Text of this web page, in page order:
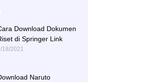
Download Dokumen
di Springer Link
18/2021
Naruto